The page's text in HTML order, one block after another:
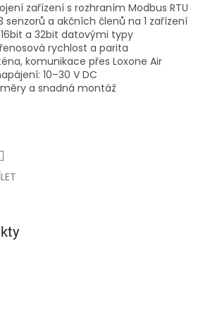
zařízení s rozhraním Modbus RTU
senzorů a akčních členů na 1 zařízení
a 32bit datovými typy
rychlost a parita
komunikace přes Loxone Air
10–30 V DC
a snadná montáž